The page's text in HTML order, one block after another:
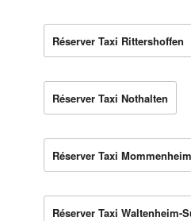
Réserver Taxi Rittershoffen
Réserver Taxi Nothalten
Réserver Taxi Mommenheim
Réserver Taxi Waltenheim-